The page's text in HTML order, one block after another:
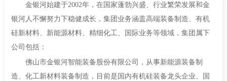
金银河始建于2002年，在国家蓬勃兴盛、行业繁荣发展和金
银河人不懈努力下稳健成长，集团业务涵盖高端装备制造、有机
硅新材料、新能源材料、精细化工、国际业务等领域，集团属下
公司包括：
佛山市金银河智能装备股份有限公司，从事新能源装备制
造、化工新材料装备制造，目前是国内有机硅装备龙头企业、国